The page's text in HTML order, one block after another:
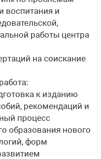
воспитания и
работы центра
на соискание
к изданию
рекомендаций и
процесс
образования нового
форм